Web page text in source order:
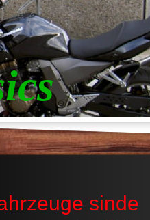
sinde